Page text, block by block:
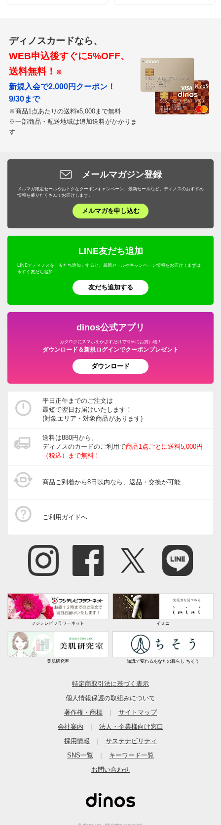
ディノスカードなら、
WEB申込後すぐに5%OFF、
送料無料！ ※
新規入会で2,000円クーポン！
9/30まで
※商品1点あたりの送料¥5,000まで無料
※一部商品・配送地域は追加送料がかかりま
す
メールマガジン登録
メルマガ限定セールやおトクなクーポンキャンペーン、最新セールなど、ディノスのおすすめ
情報を盛りだくさんでお届けします。
メルマガを申し込む
LINE友だち追加
LINEでディノスを「友だち追加」すると、最新セールやキャンペーン情報をお届け！まずは
今すぐ友だち追加！
友だち追加する
dinos公式アプリ
カタログにスマホをかざすだけで簡単にお買い物！
ダウンロード＆新規ログインでクーポンプレゼント
ダウンロード
平日正午までのご注文は
最短で翌日お届けいたします！
(対象エリア・対象商品があります)
送料は880円から。
ディノスのカードのご利用で商品1点ごとに送料5,000円
（税込）まで無料！
商品ご到着から8日以内なら、返品・交換が可能
ご利用ガイドへ
フジテレビフラワーネット イミニ
美肌研究室 知識で変わるあなたの暮らし ちそう
特定商取引法に基づく表示
個人情報保護の取組みについて
著作権・商標
｜
サイトマップ
会社案内
｜
法人・企業様向け窓口
採用情報
｜
サステナビリティ
SNS一覧
｜
キーワード一覧
お問い合わせ